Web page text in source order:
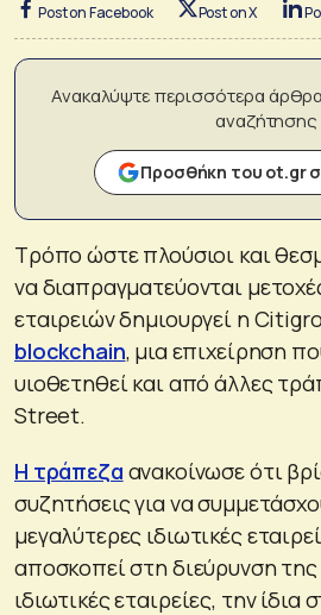
Post on Facebook Post on X
Ανακαλύψτε περισσότερα
αναζήτησης
Προσθήκη του ot.gr
Τρόπο ώστε πλούσιοι και
να διαπραγματεύονται
εταιρειών δημιουργεί η
blockchain, μια επιχείρηση
υιοθετηθεί και από άλλες
Street.
Η τράπεζα ανακοίνωσε ότι
συζητήσεις για να
μεγαλύτερες ιδιωτικές
αποσκοπεί στη διεύρυνση
ιδιωτικές εταιρείες, την ίδια